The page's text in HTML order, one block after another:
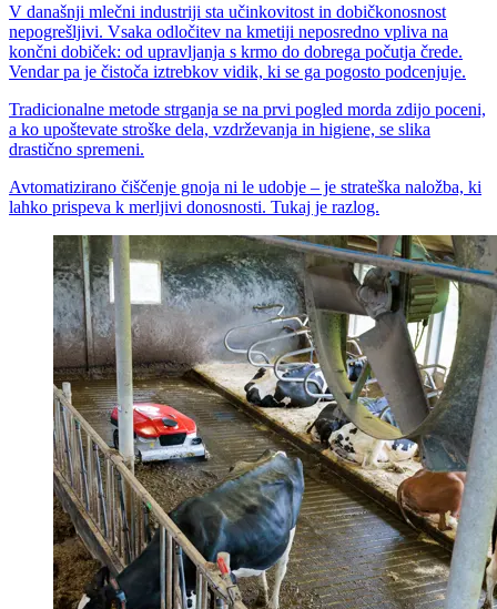
V današnji mlečni industriji sta učinkovitost in dobičkonosnost
nepogrešljivi. Vsaka odločitev na kmetiji neposredno vpliva na
končni dobiček: od upravljanja s krmo do dobrega počutja črede.
Vendar pa je čistoča iztrebkov vidik, ki se ga pogosto podcenjuje.
Tradicionalne metode strganja se na prvi pogled morda zdijo poceni,
a ko upoštevate stroške dela, vzdrževanja in higiene, se slika
drastično spremeni.
Avtomatizirano čiščenje gnoja ni le udobje – je strateška naložba, ki
lahko prispeva k merljivi donosnosti. Tukaj je razlog.